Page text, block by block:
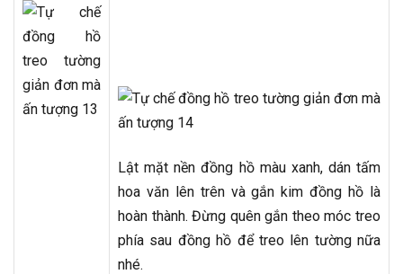
Lật mặt nền đồng hồ màu xanh, dán tấm
hoa văn lên trên và gắn kim đồng hồ là
hoàn thành. Đừng quên gắn theo móc treo
phía sau đồng hồ để treo lên tường nữa
nhé.